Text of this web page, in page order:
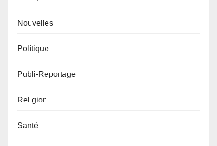
Nouvelles
Politique
Publi-Reportage
Religion
Santé